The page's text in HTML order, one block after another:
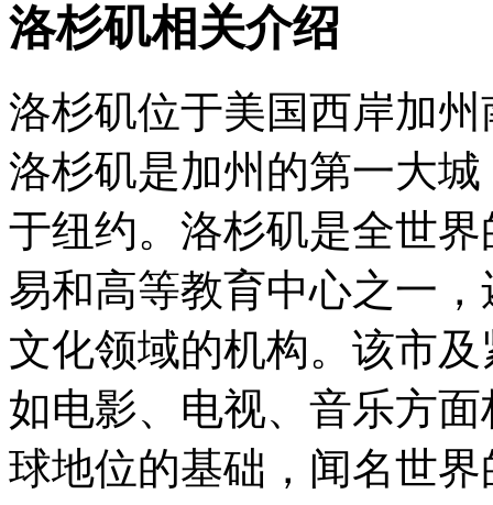
洛杉矶相关介绍
洛杉矶位于美国西岸加
洛杉矶是加州的第一大
于纽约。洛杉矶是全世
易和高等教育中心之一
文化领域的机构。该市
如电影、电视、音乐方
球地位的基础，闻名世